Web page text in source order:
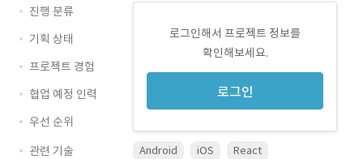
로그인해서 프로젝트 정보를
확인해보세요.
로그인
진행 분류
기획 상태
프로젝트 경험
협업 예정 인력
우선 순위
관련 기술
Android iOS React